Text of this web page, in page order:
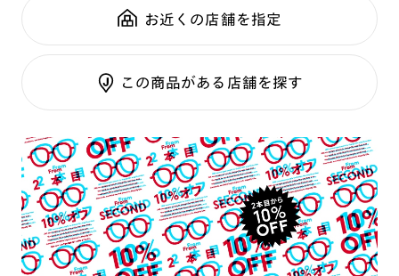
使用上の注意
・肌に合わない時は使用を中止して医師に相談して下さい。
・高温の場所での使用・保管はしないで下さい。
・通常使用での有害な紫外線を防ぐ事は出来ますが、溶接など
・強い衝撃から顔や目を保護するものではありません。
・硬いものとの接触は避けて下さい。
※レンズ交換不可
※保証対象外
スタイル： ボストン
シリーズ：
性別：
鼻パッド： クリングスタイプ
テンプル：メタル
お近くの店舗を指定
この商品がある店舗を探す